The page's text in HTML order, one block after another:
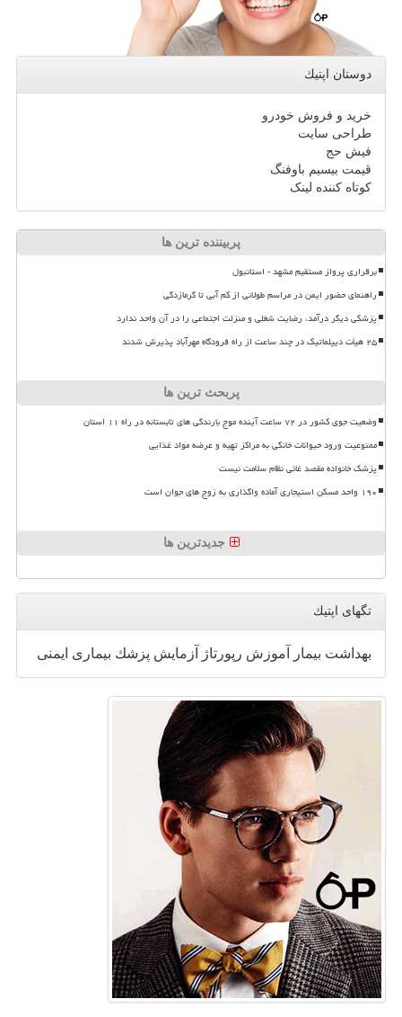
دوستان اپتیك
خرید و فروش خودرو
طراحی سایت
فیش حج
قیمت بیسیم باوفنگ
کوتاه کننده لینک
پربیننده ترین ها
برقراری پرواز مستقیم مشهد - استانبول
راهنمای حضور ایمن در مراسم طولانی از کم آبی تا گرمازدگی
پزشکی دیگر درآمد، رضایت شغلی و منزلت اجتماعی را در آن واحد ندارد
۲۵ هیأت دیپلماتیک در چند ساعت از راه فرودگاه مهرآباد پذیرش شدند
پربحث ترین ها
وضعیت جوی کشور در ۷۲ ساعت آینده موج بارندگی های تابستانه در راه ۱۱ استان
ممنوعیت ورود حیوانات خانگی به مراکز تهیه و عرضه مواد غذایی
پزشک خانواده مقصد غائی نظام سلامت نیست
۱۹۰ واحد مسکن استیجاری آماده واگذاری به زوج های جوان است
جدیدترین ها
تگهای اپتیك
بهداشت بیمار آموزش رپورتاژ آزمایش پزشك بیماری ایمنی